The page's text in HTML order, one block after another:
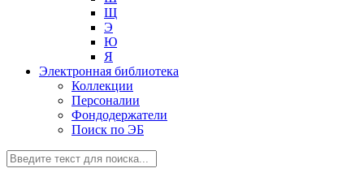
Щ
Э
Ю
Я
Электронная библиотека
Коллекции
Персоналии
Фондодержатели
Поиск по ЭБ